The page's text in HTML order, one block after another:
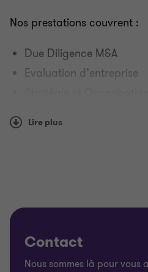
Nos prestations couvrent :
Due Diligence M&A
Evaluation d’entreprise
Simulation Financière,
Optimisation du BFR
Optimisation des
Lire plus
Contact
Nous sommes là pour vous